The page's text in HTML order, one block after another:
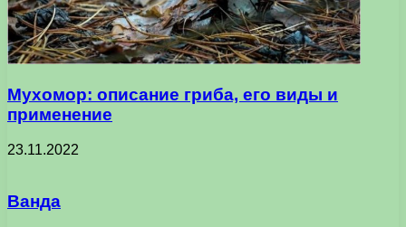
Мухомор: описание гриба, его виды и
применение
23.11.2022
Ванда